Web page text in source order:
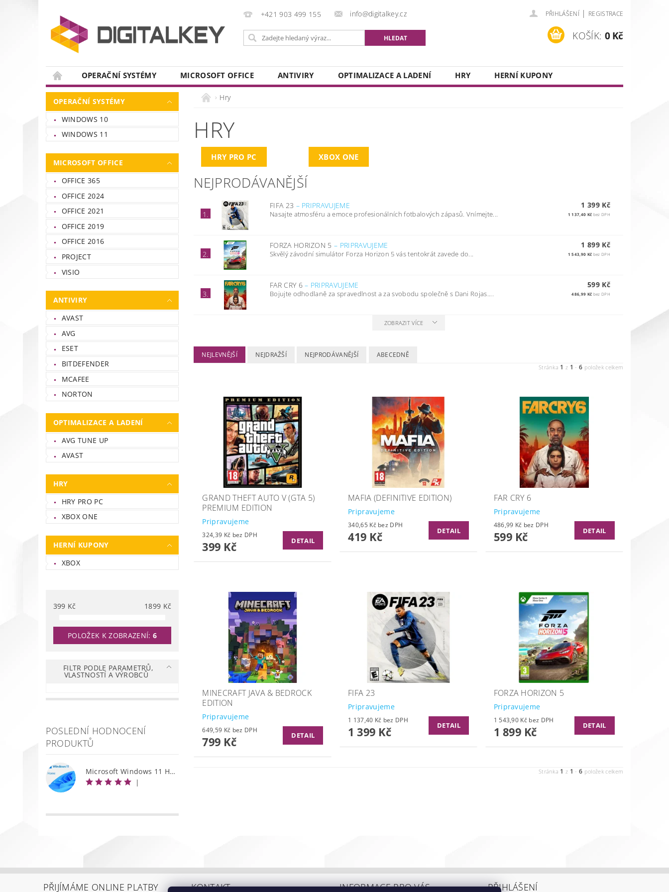
+421 903 499 155 info@digitalkey.cz PŘIHLÁŠENÍ | REGISTRACE
KOŠÍK: 0 Kč
OPERAČNÍ SYSTÉMY MICROSOFT OFFICE ANTIVIRY OPTIMALIZACE A LADENÍ HRY
HERNÍ KUPONY
NÁVODY
KONTAKTY
OPERAČNÍ SYSTÉMY
WINDOWS 10
WINDOWS 11
MICROSOFT OFFICE
OFFICE 365
OFFICE 2024
OFFICE 2021
OFFICE 2019
OFFICE 2016
PROJECT
VISIO
ANTIVIRY
AVAST
AVG
ESET
BITDEFENDER
MCAFEE
NORTON
OPTIMALIZACE A LADENÍ
AVG TUNE UP
AVAST
HRY
HRY PRO PC
XBOX ONE
HERNÍ KUPONY
XBOX
399 Kč 1899 Kč
POLOŽEK K ZOBRAZENÍ: 6
FILTR PODLE PARAMETRŮ,
VLASTNOSTÍ A VÝROBCŮ
POSLEDNÍ HODNOCENÍ
PRODUKTŮ
Microsoft Windows 11 Home
|
Hry
HRY
HRY PRO PC XBOX ONE
NEJPRODÁVANĚJŠÍ
1.
FIFA 23 – PRIPRAVUJEME
Nasajte atmosféru a emoce profesionálních fotbalových zápasů. Vnímejte...
1 399 Kč
1 137,40 Kč bez DPH
2.
FORZA HORIZON 5– PRIPRAVUJEME
Skvělý závodní simulátor Forza Horizon 5 vás tentokrát zavede do...
1 899 Kč
1 543,90 Kč bez DPH
3.
FAR CRY 6– PRIPRAVUJEME
Bojujte odhodlaně za spravedlnost a za svobodu společně s Dani Rojas....
599 Kč
486,99 Kč bez DPH
ZOBRAZIT VÍCE
NEJLEVNĚJŠÍ NEJDRAŽŠÍ NEJPRODÁVANĚJŠÍ ABECEDNĚ
Stránka 1 z 1 -6 položek celkem
GRAND THEFT AUTO V (GTA 5)
PREMIUM EDITION
Pripravujeme
324,39 Kč bez DPH
399 Kč DETAIL
MAFIA (DEFINITIVE EDITION)
Pripravujeme
340,65 Kč bez DPH
419 Kč DETAIL
FAR CRY 6
Pripravujeme
486,99 Kč bez DPH
599 Kč DETAIL
MINECRAFT JAVA & BEDROCK
EDITION
Pripravujeme
649,59 Kč bez DPH
799 Kč DETAIL
FIFA 23
Pripravujeme
1 137,40 Kč bez DPH
1 399 Kč DETAIL
FORZA HORIZON 5
Pripravujeme
1 543,90 Kč bez DPH
1 899 Kč DETAIL
Stránka 1 z 1 -6 položek celkem
PŘIJÍMÁME ONLINE PLATBY KONTAKT INFORMACE PRO VÁS PŘIHLÁŠENÍ